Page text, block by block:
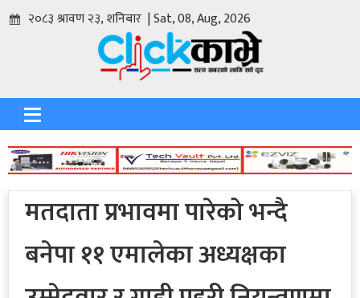
२०८३ श्रावण २३, शनिबार | Sat, 08, Aug, 2026
मतदाता प्रभावमा पारेको भन्दै
बनेपा ११ एमालेका अध्यक्षका